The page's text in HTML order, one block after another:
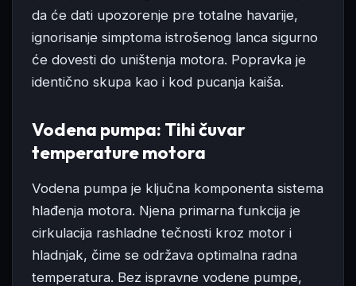
da će dati upozorenje pre totalne havarije,
ignorisanje simptoma istrošenog lanca sigurno
će dovesti do uništenja motora. Popravka je
identično skupa kao i kod pucanja kaiša.
Vodena pumpa: Tihi čuvar
temperature motora
Vodena pumpa je ključna komponenta sistema
hlađenja motora. Njena primarna funkcija je
cirkulacija rashladne tečnosti kroz motor i
hladnjak, čime se održava optimalna radna
temperatura. Bez ispravne vodene pumpe,